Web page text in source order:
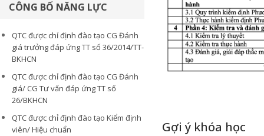
CÔNG BỐ NĂNG LỰC
QTC được chỉ định đào tạo CG Đánh
giá trưởng đáp ứng TT số 36/2014/TT-
BKHCN
QTC được chỉ định đào tạo CG Đánh
giá/ CG Tư vấn đáp ứng TT số
26/BKHCN
QTC được chỉ định đào tạo Kiểm định
viên/ Hiệu chuẩn
Gợi ý khóa học